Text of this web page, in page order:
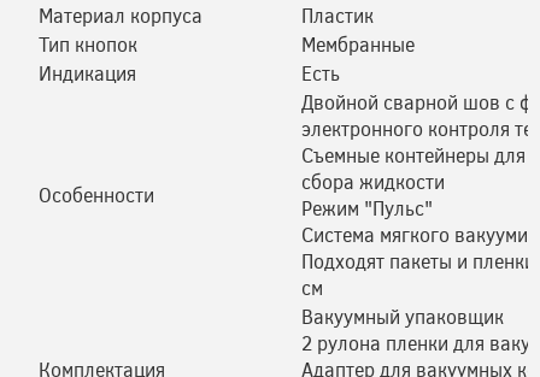
Материал корпуса
Пластик
Тип кнопок
Мембранные
Индикация
Есть
Особенности
Двойной сварной шов с
электронного контроля
Съемные контейнеры для
сбора жидкости
Режим "Пульс"
Система мягкого
Подходят пакеты и
см
Комплектация
Вакуумный упаковщик
2 рулона пленки для
Адаптер для вакуумных